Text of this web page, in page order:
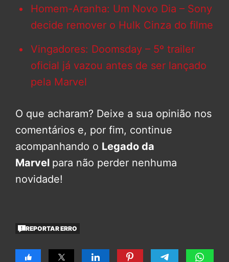
Homem-Aranha: Um Novo Dia – Sony
decide remover o Hulk Cinza do filme
Vingadores: Doomsday – 5º trailer
oficial já vazou antes de ser lançado
pela Marvel
O que acharam? Deixe a sua opinião nos
comentários e, por fim, continue
acompanhando o Legado da
Marvel para não perder nenhuma
novidade!
REPORTAR ERRO